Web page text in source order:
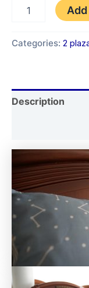
imperial
+
veladores
Categories: 2
Description